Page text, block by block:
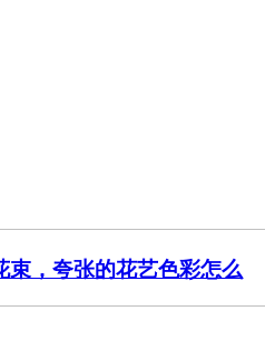
束，夸张的花艺色彩怎么